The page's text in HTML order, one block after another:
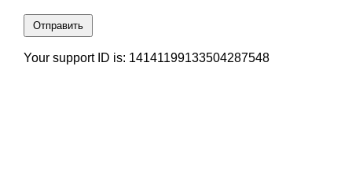
Отправить
Your support ID is: 14141199133504287548